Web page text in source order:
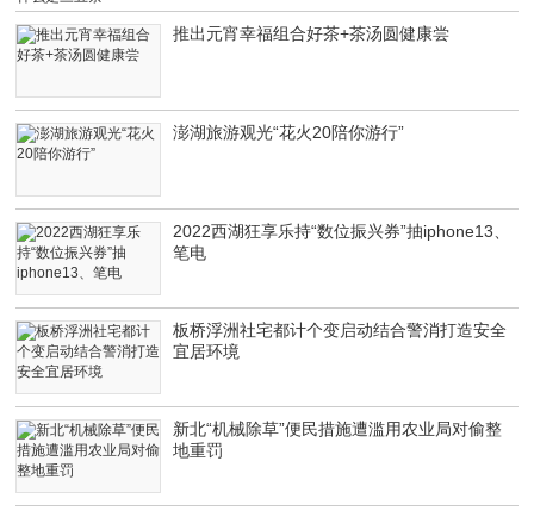
推出元宵幸福组合好茶+茶汤圆健康尝
澎湖旅游观光“花火20陪你游行”
2022西湖狂享乐持“数位振兴券”抽iphone13、
笔电
板桥浮洲社宅都计个变启动结合警消打造安全
宜居环境
新北“机械除草”便民措施遭滥用农业局对偷整
地重罚